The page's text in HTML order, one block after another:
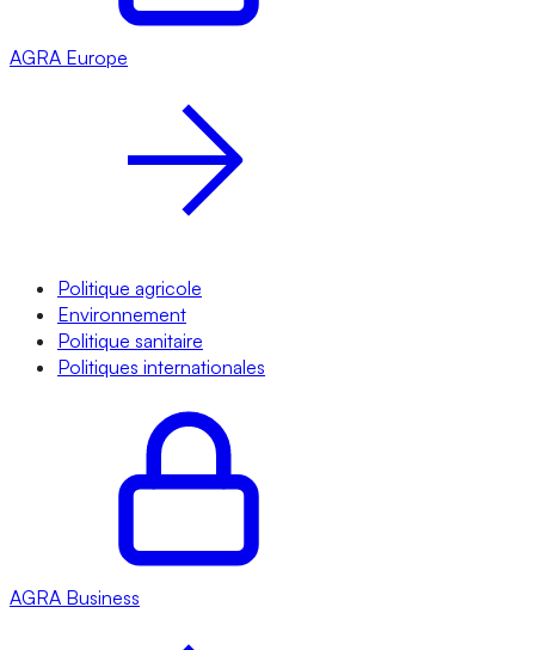
AGRA Europe
Politique agricole
Environnement
Politique sanitaire
Politiques internationales
AGRA Business